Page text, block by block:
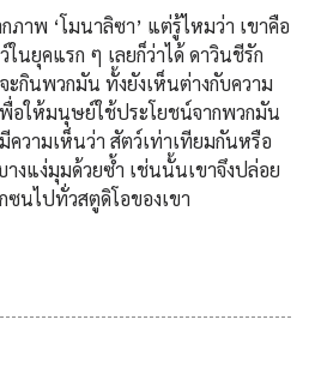
ภาพ ‘โมนาลิซา’ แต่รู้ไหมว่า เขาคือ
นยุคแรก ๆ เลยก็ว่าได้ ดาวินชีรัก
กินพวกมัน ทั้งยังเห็นต่างกับความ
พื่อให้มนุษย์ใช้ประโยชน์จากพวกมัน
ความเห็นว่า สัตว์เท่าเทียมกันหรือ
งแง่มุมด้วยซ้ำ เช่นนั้นเขาจึงปล่อย
นไปทั่วสตูดิโอของเขา